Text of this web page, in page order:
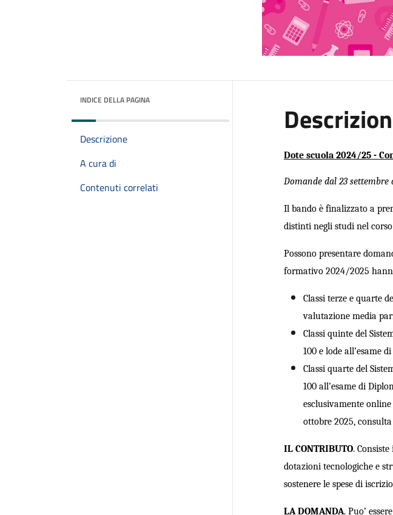
INDICE DELLA PAGINA
Descrizione
A cura di
Contenuti correlati
Dote scuola 2024/25-
Domande dal 23 settembre
Il bando è finalizzato a
distinti negli studi nel
Possono presentare
formativo 2024/2025
Classi terze e quarte
valutazione media
Classi quinte del
100 e lode all’esame
Classi quarte del
100 all’esame di
esclusivamente
ottobre 2025,
IL CONTRIBUTO. Consiste
dotazioni tecnologiche e
sostenere le spese di
LADOMANDA. Puo’